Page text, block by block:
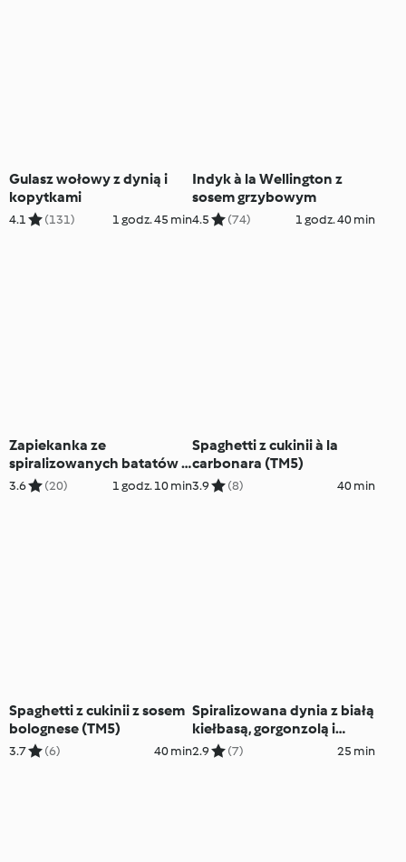
Gulasz wołowy z dynią i
kopytkami
4.1 (131) 1 godz. 45 min
Indyk à la Wellington z
sosem grzybowym
4.5 (74) 1 godz. 40 min
Zapiekanka ze
spiralizowanych batatów z
kurczakiem (TM5)
3.6 (20) 1 godz. 10 min
Spaghetti z cukinii à la
carbonara (TM5)
3.9 (8) 40 min
Spaghetti z cukinii z sosem
bolognese (TM5)
3.7 (6) 40 min
Spiralizowana dynia z białą
kiełbasą, gorgonzolą i
orzechami (TM5)
2.9 (7) 25 min